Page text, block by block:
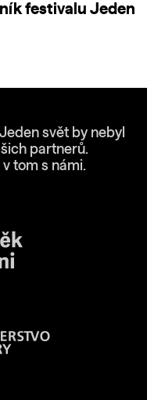
festivalu Jeden
svět by nebyl
partnerů.
tom s námi.